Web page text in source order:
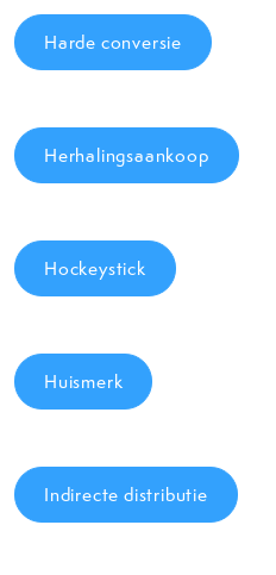
Harde conversie
Herhalingsaankoop
Hockeystick
Huismerk
Indirecte distributie